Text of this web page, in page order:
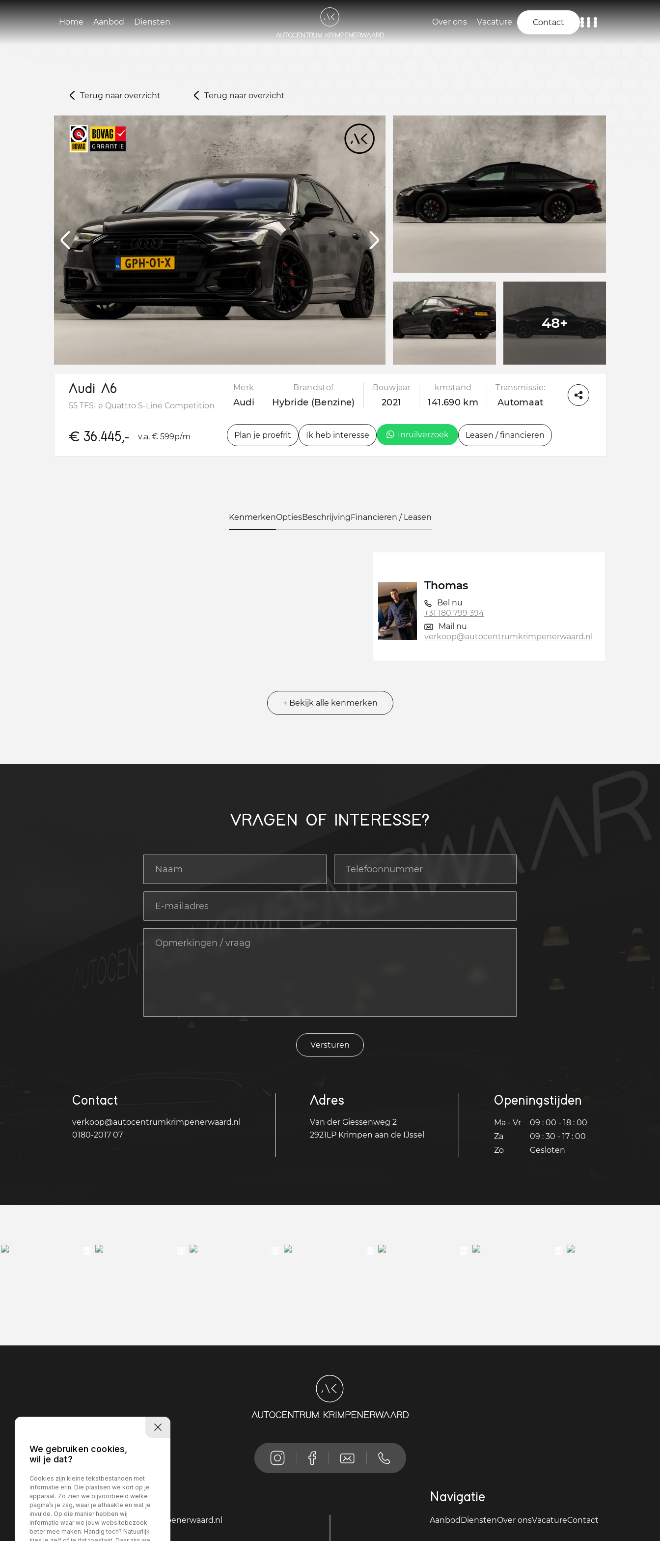
Home Aanbod Diensten Over ons Vacature Contact
Diensten
Over ons
Vacature
Contact
Terug naar overzicht Terug naar overzicht
48+
Audi A6
55 TFSI e Quattro S-Line Competition
€ 36.445,- v.a. € 599p/m
Merk
Audi
Brandstof
Hybride (Benzine)
Bouwjaar
2021
kmstand
141.690 km
Transmissie:
Automaat
Plan je proefrit Ik heb interesse Inruilverzoek Leasen / financieren
KenmerkenOptiesBeschrijvingFinancieren / Leasen
Thomas
Bel nu
+31 180 799 394
Mail nu
verkoop@autocentrumkrimpenerwaard.nl
+ Bekijk alle kenmerken
VRAGEN OF INTERESSE?
Versturen
Contact
verkoop@autocentrumkrimpenerwaard.nl
0180-2017 07
Adres
Van der Giessenweg 2
2921LP Krimpen aan de IJssel
Openingstijden
Ma - Vr
09 : 00 - 18 : 00
Za
09 : 30 - 17 : 00
Zo
Gesloten
Contact
verkoop@autocentrumkrimpenerwaard.nl
0180-2017 07
Navigatie
AanbodDienstenOver onsVacatureContact
We gebruiken cookies,
wil je dat?
Cookies zijn kleine tekstbestanden met
informatie erin. Die plaatsen we kort op je
apparaat. Zo zien we bijvoorbeeld welke
pagina’s je zag, waar je afhaakte en wat je
invulde. Op die manier hebben wij
informatie waar we jouw websitebezoek
beter mee maken. Handig toch? Natuurlijk